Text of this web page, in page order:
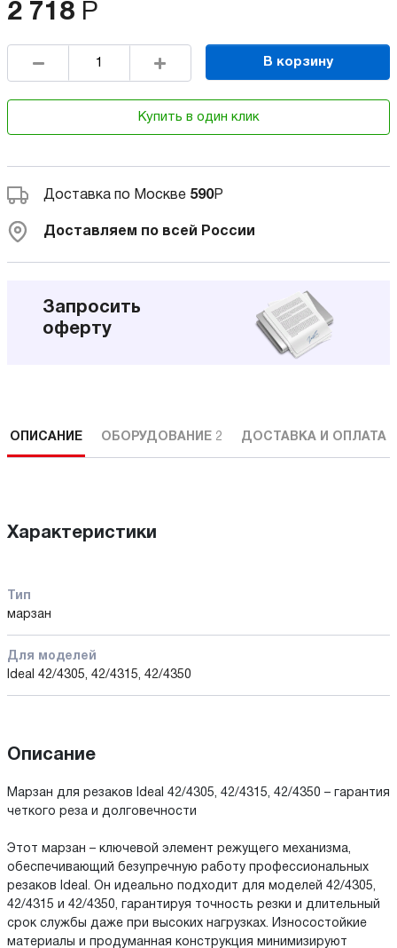
2 718 Р
В корзину
Купить в один клик
Доставка по Москве 590Р
Доставляем по всей России
Запросить
оферту
ОПИСАНИЕ ОБОРУДОВАНИЕ 2 ДОСТАВКА И ОПЛАТА
Характеристики
Тип
марзан
Для моделей
Ideal 42/4305, 42/4315, 42/4350
Описание
Марзан для резаков Ideal 42/4305, 42/4315, 42/4350 – гарантия
четкого реза и долговечности
Этот марзан – ключевой элемент режущего механизма,
обеспечивающий безупречную работу профессиональных
резаков Ideal. Он идеально подходит для моделей 42/4305,
42/4315 и 42/4350, гарантируя точность резки и длительный
срок службы даже при высоких нагрузках. Износостойкие
материалы и продуманная конструкция минимизируют